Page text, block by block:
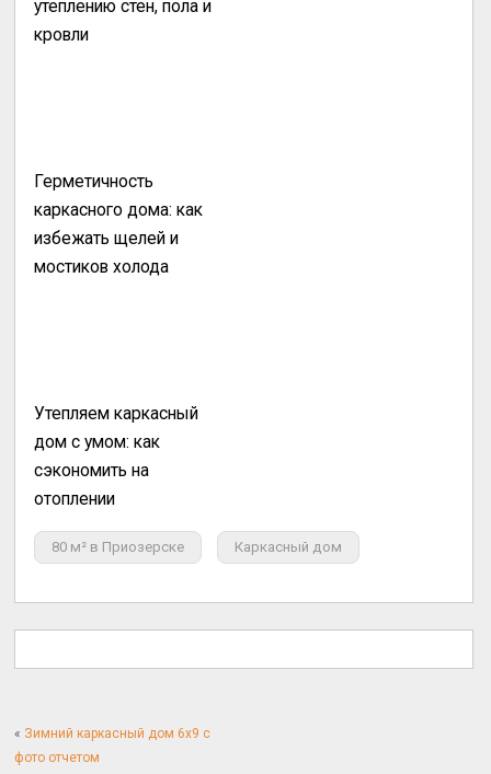
утеплению стен, пола и
кровли
Герметичность
каркасного дома: как
избежать щелей и
мостиков холода
Утепляем каркасный
дом с умом: как
сэкономить на
отоплении
80 м² в Приозерске Каркасный дом
« Зимний каркасный дом 6х9 с
фото отчетом